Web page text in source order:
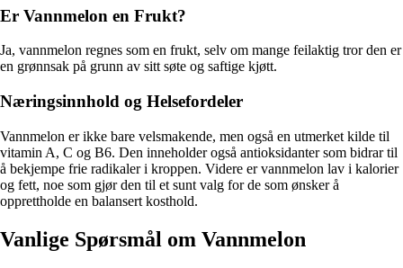
Er Vannmelon en Frukt?
Ja, vannmelon regnes som en frukt, selv om mange feilaktig tror den er
en grønnsak på grunn av sitt søte og saftige kjøtt.
Næringsinnhold og Helsefordeler
Vannmelon er ikke bare velsmakende, men også en utmerket kilde til
vitamin A, C og B6. Den inneholder også antioksidanter som bidrar til
å bekjempe frie radikaler i kroppen. Videre er vannmelon lav i kalorier
og fett, noe som gjør den til et sunt valg for de som ønsker å
opprettholde en balansert kosthold.
Vanlige Spørsmål om Vannmelon